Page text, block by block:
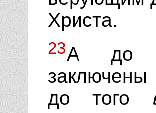
Христа.
23А до
до того